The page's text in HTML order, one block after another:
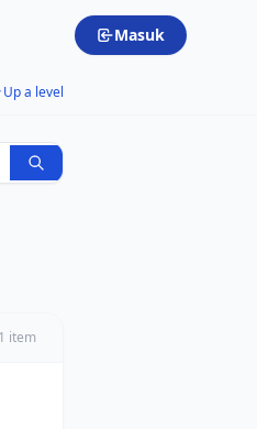
Masuk
Up a level
1 item